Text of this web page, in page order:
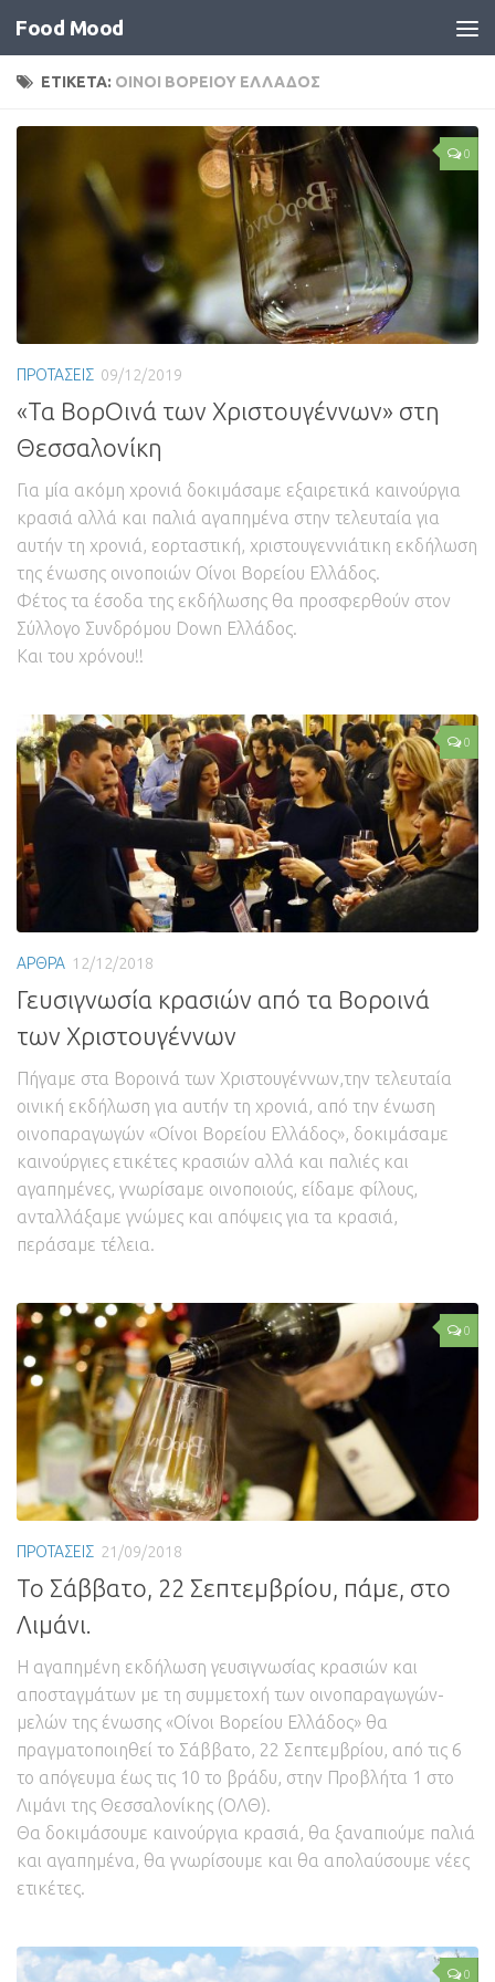
Food Mood
ΕΤΙΚΕΤΑ: ΟΙΝΟΙ ΒΟΡΕΙΟΥ ΕΛΛΑΔΟΣ
0
ΠΡΟΤΑΣΕΙΣ 09/12/2019
«Τα ΒορΟινά των Χριστουγέννων» στη
Θεσσαλονίκη
Για μία ακόμη χρονιά δοκιμάσαμε εξαιρετικά καινούργια
κρασιά αλλά και παλιά αγαπημένα στην τελευταία για
αυτήν τη χρονιά, εορταστική, χριστουγεννιάτικη εκδήλωση
της ένωσης οινοποιών Οίνοι Βορείου Ελλάδος.
Φέτος τα έσοδα της εκδήλωσης θα προσφερθούν στον
Σύλλογο Συνδρόμου Down Ελλάδος.
Και του χρόνου!!
0
ΑΡΘΡΑ 12/12/2018
Γευσιγνωσία κρασιών από τα Βοροινά
των Χριστουγέννων
Πήγαμε στα Βοροινά των Χριστουγέννων,την τελευταία
οινική εκδήλωση για αυτήν τη χρονιά, από την ένωση
οινοπαραγωγών «Οίνοι Βορείου Ελλάδος», δοκιμάσαμε
καινούργιες ετικέτες κρασιών αλλά και παλιές και
αγαπημένες, γνωρίσαμε οινοποιούς, είδαμε φίλους,
ανταλλάξαμε γνώμες και απόψεις για τα κρασιά,
περάσαμε τέλεια.
0
ΠΡΟΤΑΣΕΙΣ 21/09/2018
Το Σάββατο, 22 Σεπτεμβρίου, πάμε, στο
Λιμάνι.
Η αγαπημένη εκδήλωση γευσιγνωσίας κρασιών και
αποσταγμάτων με τη συμμετοχή των οινοπαραγωγών-
μελών της ένωσης «Οίνοι Βορείου Ελλάδος» θα
πραγματοποιηθεί το Σάββατο, 22 Σεπτεμβρίου, από τις 6
το απόγευμα έως τις 10 το βράδυ, στην Προβλήτα 1 στο
Λιμάνι της Θεσσαλονίκης (ΟΛΘ).
Θα δοκιμάσουμε καινούργια κρασιά, θα ξαναπιούμε παλιά
και αγαπημένα, θα γνωρίσουμε και θα απολαύσουμε νέες
ετικέτες.
0